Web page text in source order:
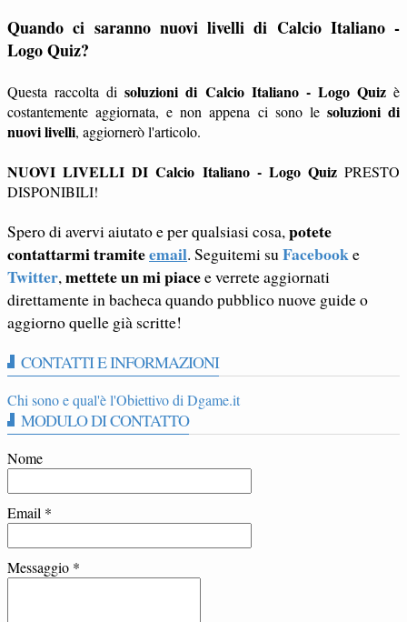
Quando ci saranno nuovi livelli di Calcio Italiano -
Logo Quiz?
Questa raccolta disoluzioni di Calcio Italiano - Logo Quizè
costantemente aggiornata, e non appena ci sono le soluzioni di
nuovi livelli, aggiornerò l'articolo.
NUOVI LIVELLI DI Calcio Italiano - Logo QuizPRESTO
DISPONIBILI!
Spero di avervi aiutato e per qualsiasi cosa,potete
contattarmi tramiteemail. Seguitemi suFacebooke
Twitter,mettete un mi piacee verrete aggiornati
direttamente in bacheca quando pubblico nuove guide o
aggiorno quelle già scritte!
CONTATTI E INFORMAZIONI
Chi sono e qual'è l'Obiettivo di Dgame.it
MODULO DI CONTATTO
Nome
Email *
Messaggio *